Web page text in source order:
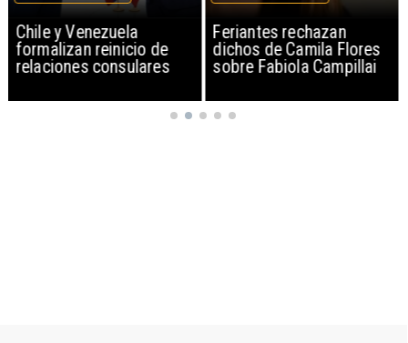
Chile y Venezuela
formalizan reinicio de
relaciones consulares
Feriantes rechazan
dichos de Camila Flores
sobre Fabiola Campillai